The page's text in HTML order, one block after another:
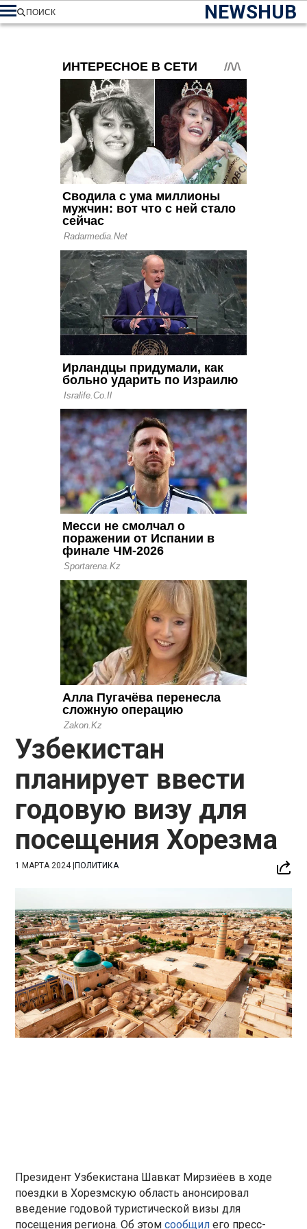
NEWSHUB
ПОИСК
Узбекистан
планирует ввести
годовую визу для
посещения Хорезма
1 МАРТА 2024|ПОЛИТИКА
Президент Узбекистана Шавкат Мирзиёев в ходе
поездки в Хорезмскую область анонсировал
введение годовой туристической визы для
посещения региона. Об этомсообщил его пресс-